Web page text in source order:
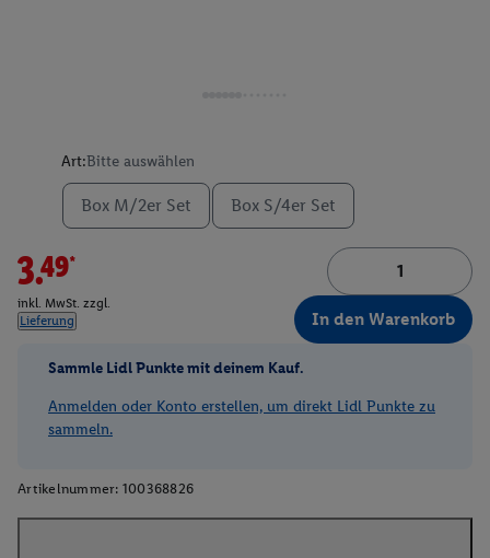
Art:Bitte auswählen
Box M/2er Set Box S/4er Set
3.49*
inkl. MwSt. zzgl.
Lieferung
In den Warenkorb
Sammle Lidl Punkte mit deinem Kauf.
Anmelden oder Konto erstellen, um direkt Lidl Punkte zu
sammeln.
Artikelnummer: 100368826